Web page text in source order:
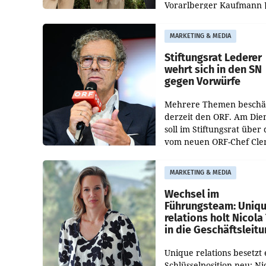
Vorarlberger Kaufmann
freigegeben: Die
und der
MARKETING & MEDIA
Stiftungsrat Lederer
wehrt sich in den SN
gegen Vorwürfe
Mehrere Themen
derzeit den ORF. Am
soll im Stiftungsrat über
vom neuen ORF-Chef
Besetzungen für die
Direktionen abgestimmt
werden.
MARKETING & MEDIA
Wechsel im
Führungsteam:
relations holt Nicola
in die
Unique relations besetzt